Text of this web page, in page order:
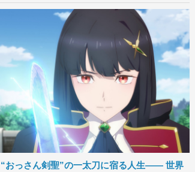
“おっさん剣聖”の一太刀に宿る人生―― 世界